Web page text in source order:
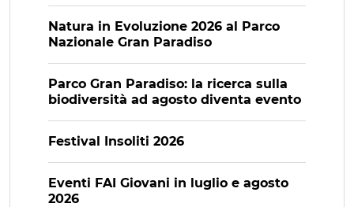
Natura in Evoluzione 2026 al Parco
Nazionale Gran Paradiso
Parco Gran Paradiso: la ricerca sulla
biodiversità ad agosto diventa evento
Festival Insoliti 2026
Eventi FAI Giovani in luglio e agosto
2026